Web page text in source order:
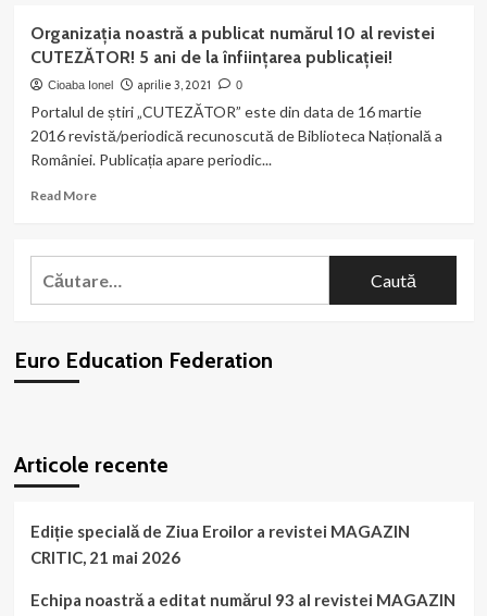
nou
centru
administrativ
Jupânești,
Gorj
a
Organizația noastră a publicat numărul 10 al revistei
CUTEZĂTOR! 5 ani de la înființarea publicației!
Cioaba Ionel aprilie 3, 2021 0
Portalul de știri „CUTEZĂTOR” este din data de 16 martie
2016 revistă/periodică recunoscută de Biblioteca Națională a
României. Publicația apare periodic...
Read MoreRead
Organizația
noastră
10
ani
înființarea
Caută
Euro Education Federation
Articole recente
Ediție specială de Ziua Eroilor a revistei MAGAZIN
CRITIC, 21 mai 2026
Echipa noastră a editat numărul 93 al revistei MAGAZIN